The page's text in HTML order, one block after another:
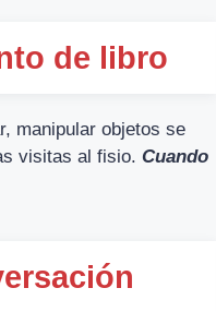
de libro
manipular objetos se
visitas al fisio. Cuando